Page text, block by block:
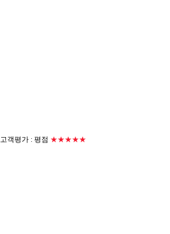
고객평가 : 평점 ★★★★★